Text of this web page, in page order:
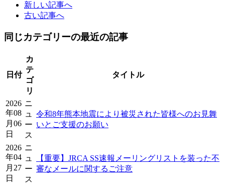
新しい記事へ
古い記事へ
同じカテゴリーの最近の記事
日付
カ
テ
ゴ
リ
タイトル
2026
年08
月06
日
ニ
ュ
ー
ス
令和8年熊本地震により被災された皆様へのお見舞
いとご支援のお願い
2026
年04
月27
日
ニ
ュ
ー
ス
【重要】JRCA SS速報メーリングリストを装った不
審なメールに関するご注意